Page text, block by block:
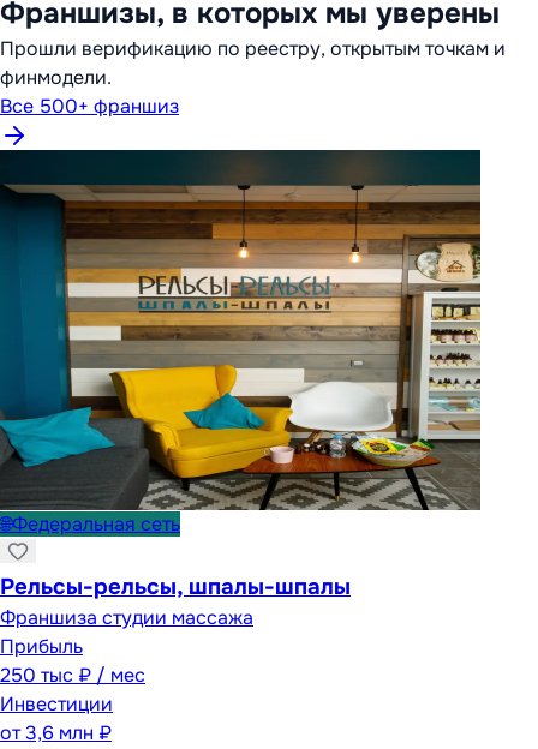
Франшизы, в которых мы уверены
Прошли верификацию по реестру, открытым точкам и
финмодели.
Все 500+ франшиз
🌐Федеральная сеть
Рельсы-рельсы, шпалы-шпалы
Франшиза студии массажа
Прибыль
250 тыс ₽ / мес
Инвестиции
от3,6 млн ₽